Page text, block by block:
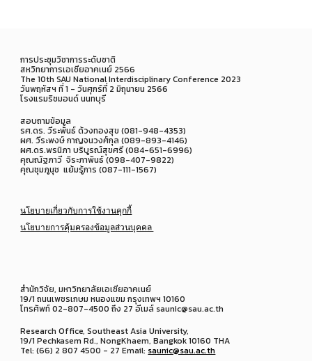
การประชุมวิชาการระดับชาติ
สหวิทยาการเอเชียอาคเนย์ 2566
The 10th SAU National Interdisciplinary Conference 2023
วันพฤหัสฯ ที่ 1 - วันศุกร์ที่ 2 มิถุนายน 2566
โรงแรมริชมอนด์ นนทบุรี
สอบถามข้อมูล
รศ.ดร. วีระพันธ์ ด้วงทองสุข (081-948-4353)
ผศ. วีระพงษ์ กาญจนวงศ์กุล (089-893-4146)
ผศ.ดร.พรนิภา บริบูรณ์สุขศรี (084-651-6996)
คุณณัฐภาวี จิระภาพันธ์ (098-407-9822)
คุณชุมภูนุช แย้มรู้การ (087-111-1567)
นโยบายเกี่ยวกับการใช้งานคุกกี้
นโยบายการคุ้มครองข้อมูลส่วนบุคคล
สำนักวิจัย, มหาวิทยาลัยเอเชียอาคเนย์
19/1 ถนนเพชรเกษม หนองแขม กรุงเทพฯ 10160
โทรศัพท์ 02-807-4500 ถึง 27 อีเมล์ saunic@sau.ac.th
Research Office, Southeast Asia University,
19/1 Pechkasem Rd., NongKhaem, Bangkok 10160 THA
Tel: (66) 2 807 4500 - 27 Email: saunic@sau.ac.th